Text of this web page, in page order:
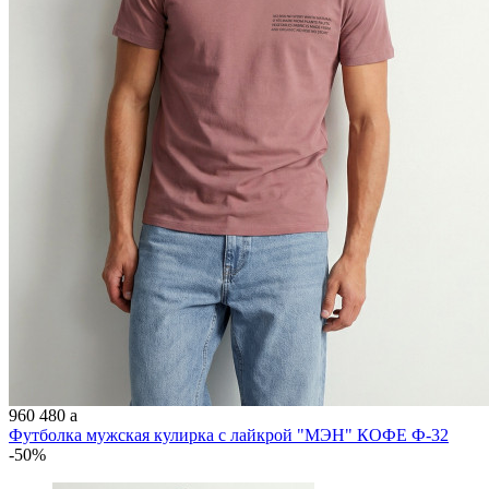
960 480 a
Футболка мужская кулирка с лайкрой "МЭН" КОФЕ Ф-32
-50%